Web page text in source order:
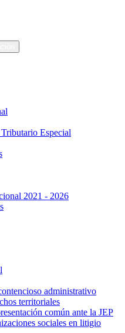
Especial
2021 - 2026
administrativo
territoriales
común ante la JEP
sociales en litigio